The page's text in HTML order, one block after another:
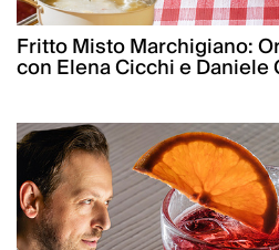
Fritto Misto Marchigiano:
con Elena Cicchi e Daniele